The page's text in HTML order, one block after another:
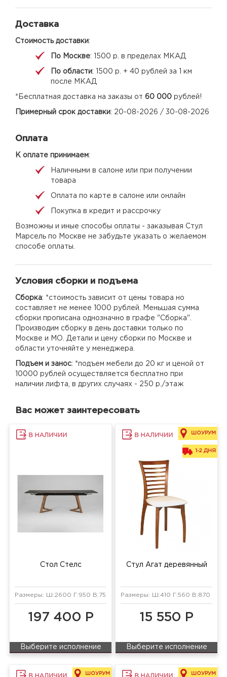
Доставка
Стоимость доставки:
По Москве: 1500 р. в пределах МКАД
По области: 1500 р. + 40 рублей за 1 км
после МКАД
*Бесплатная доставка на заказы от 60 000 рублей!
Примерный срок доставки: 20-08-2026 / 30-08-2026
Оплата
К оплате принимаем:
Наличными в салоне или при получении
товара
Оплата по карте в салоне или онлайн
Покупка в кредит и рассрочку
Возможны и иные способы оплаты - заказывая Стул
Марсель по Москве не забудьте указать о желаемом
способе оплаты.
Условия сборки и подъема
Сборка: *стоимость зависит от цены товара но
составляет не менее 1000 рублей. Меньшая сумма
сборки прописана однозначно в графе "Сборка".
Производим сборку в день доставки только по
Москве и МО. Детали и цену сборки по Москве и
области уточняйте у менеджера.
Подъем и занос: *подъем мебели до 20 кг и ценой от
10000 рублей осуществляется бесплатно при
наличии лифта, в других случаях - 250 р./этаж
Вас может заинтересовать
Стол Стелс
Размеры: Ш:2600 Г:950 В:750 мм
197 400 Р
Выберите исполнение
1-2 ДНЯ
ШОУРУМ
Стул Агат деревянный
Размеры: Ш:410 Г:560 В:870 мм
15 550 Р
Выберите исполнение
ШОУРУМ ШОУРУМ